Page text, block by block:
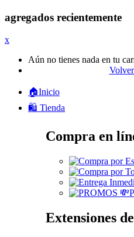
agregados recientemente
x
Aún no tienes nada en tu
🏠Inicio
🛍️ Tienda
Compra en
Extensiones